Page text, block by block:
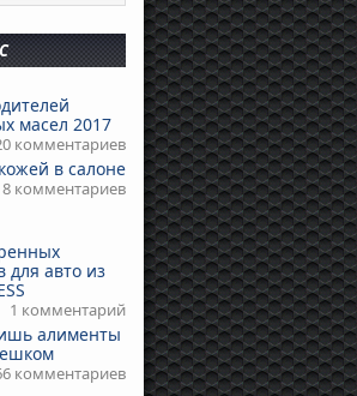
масел 2017
комментариев
в салоне
8 комментариев
для авто из
1 комментарий
алименты
комментариев